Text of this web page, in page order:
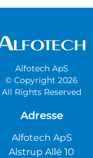
Alfotech ApS
© Copyright 2026
All Rights Reserved
Adresse
Alfotech ApS
Alstrup Allé 10